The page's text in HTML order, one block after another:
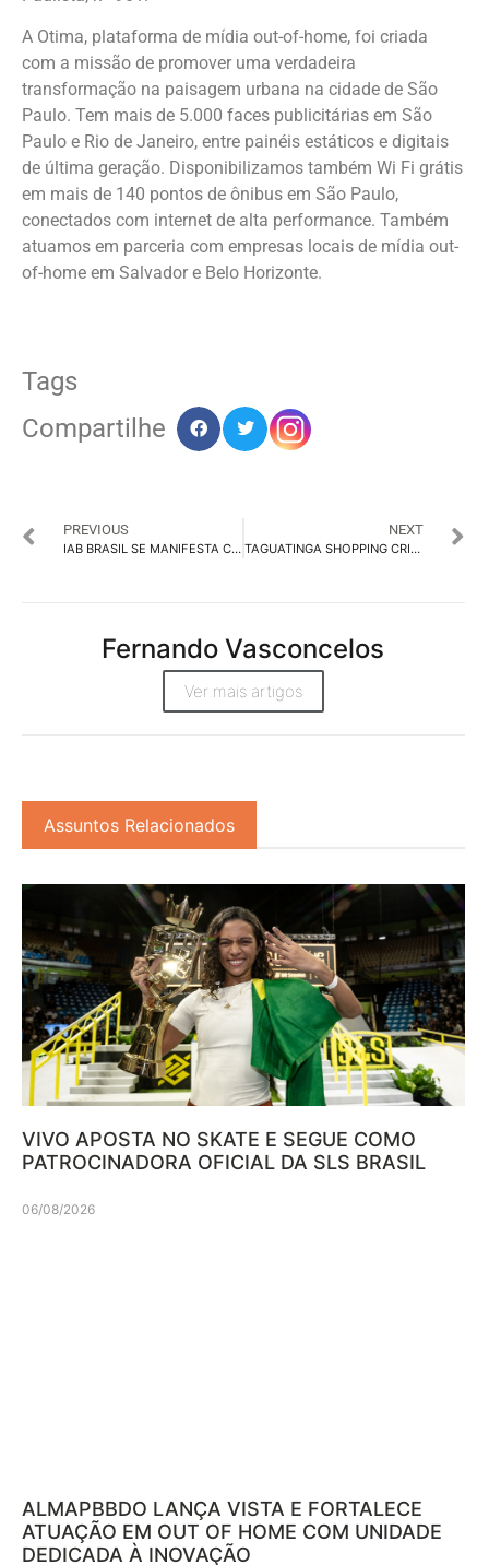
A Otima, plataforma de mídia out-of-home, foi criada
com a missão de promover uma verdadeira
transformação na paisagem urbana na cidade de São
Paulo. Tem mais de 5.000 faces publicitárias em São
Paulo e Rio de Janeiro, entre painéis estáticos e digitais
de última geração. Disponibilizamos também Wi Fi grátis
em mais de 140 pontos de ônibus em São Paulo,
conectados com internet de alta performance. Também
atuamos em parceria com empresas locais de mídia out-
of-home em Salvador e Belo Horizonte.
Tags
Compartilhe
PREVIOUS
IAB BRASIL SE MANIFESTA CONTRA TRECHOS DA LEI DAS FAKE NEWS
NEXT
TAGUATINGA SHOPPING CRIA O PIX DO NOEL PARA AJUDAR CARENTES
Fernando Vasconcelos
Ver mais artigos
Assuntos Relacionados
VIVO APOSTA NO SKATE E SEGUE COMO
PATROCINADORA OFICIAL DA SLS BRASIL
06/08/2026
ALMAPBBDO LANÇA VISTA E FORTALECE
ATUAÇÃO EM OUT OF HOME COM UNIDADE
DEDICADA À INOVAÇÃO